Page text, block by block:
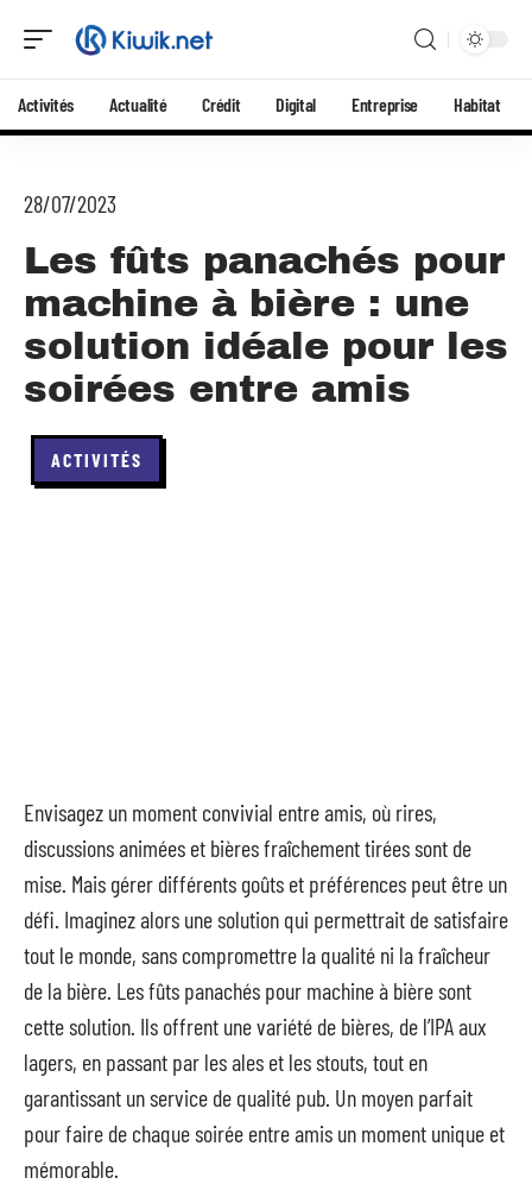
Activités Actualité Crédit Digital Entreprise Habitat
28/07/2023
Les fûts panachés pour
machine à bière : une
solution idéale pour les
soirées entre amis
ACTIVITÉS
Envisagez un moment convivial entre amis, où rires,
discussions animées et bières fraîchement tirées sont de
mise. Mais gérer différents goûts et préférences peut être un
défi. Imaginez alors une solution qui permettrait de satisfaire
tout le monde, sans compromettre la qualité ni la fraîcheur
de la bière. Les fûts panachés pour machine à bière sont
cette solution. Ils offrent une variété de bières, de l’IPA aux
lagers, en passant par les ales et les stouts, tout en
garantissant un service de qualité pub. Un moyen parfait
pour faire de chaque soirée entre amis un moment unique et
mémorable.